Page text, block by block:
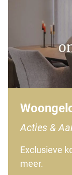
Acties &
Exclusieve
meer.